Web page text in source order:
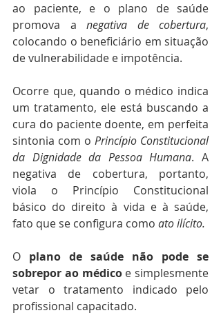
ao paciente, e o plano de saúde
promova a negativa de cobertura,
colocando o beneficiário em situação
de vulnerabilidade e impotência.
Ocorre que, quando o médico indica
um tratamento, ele está buscando a
cura do paciente doente, em perfeita
sintonia com o Princípio Constitucional
da Dignidade da Pessoa Humana. A
negativa de cobertura, portanto,
viola o Princípio Constitucional
básico do direito à vida e à saúde,
fato que se configura como ato ilícito.
O plano de saúde não pode se
sobrepor ao médico e simplesmente
vetar o tratamento indicado pelo
profissional capacitado.